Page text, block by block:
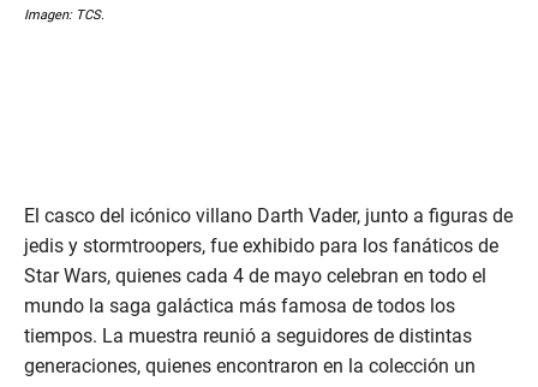
Imagen: TCS.
El casco del icónico villano Darth Vader, junto a figuras de
jedis y stormtroopers, fue exhibido para los fanáticos de
Star Wars, quienes cada 4 de mayo celebran en todo el
mundo la saga galáctica más famosa de todos los
tiempos. La muestra reunió a seguidores de distintas
generaciones, quienes encontraron en la colección un